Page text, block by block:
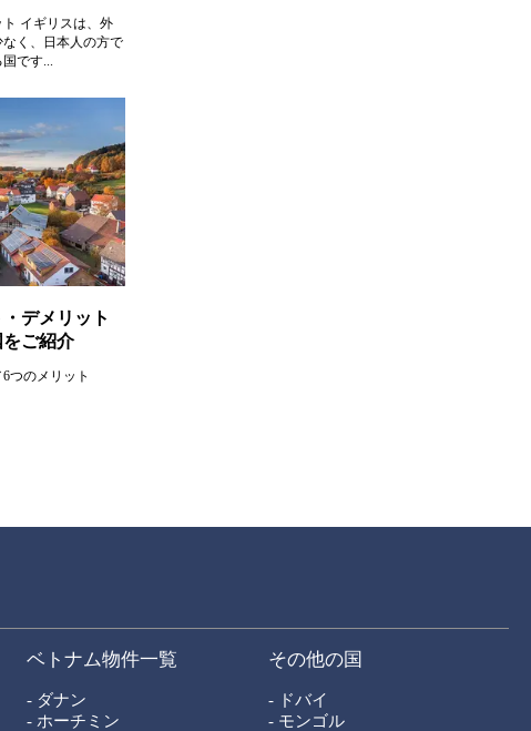
イギリスは、外
く、日本人の方で
です...
デメリット
ご紹介
つのメリット
ベトナム物件一覧
- ダナン
- ホーチミン
その他の国
- ドバイ
- モンゴル